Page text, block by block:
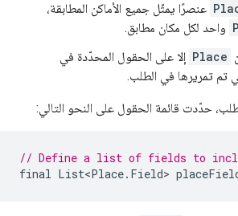
عنصرًا يمثّل جميع الأماكن المطابقة،
لكل مكان مطابق.
إلا على الحقول المحدّدة في
تمريرها في الطلب.
حدّدت قائمة الحقول على النحو التالي:
// Define a list of fields to
final List<Place.Field>